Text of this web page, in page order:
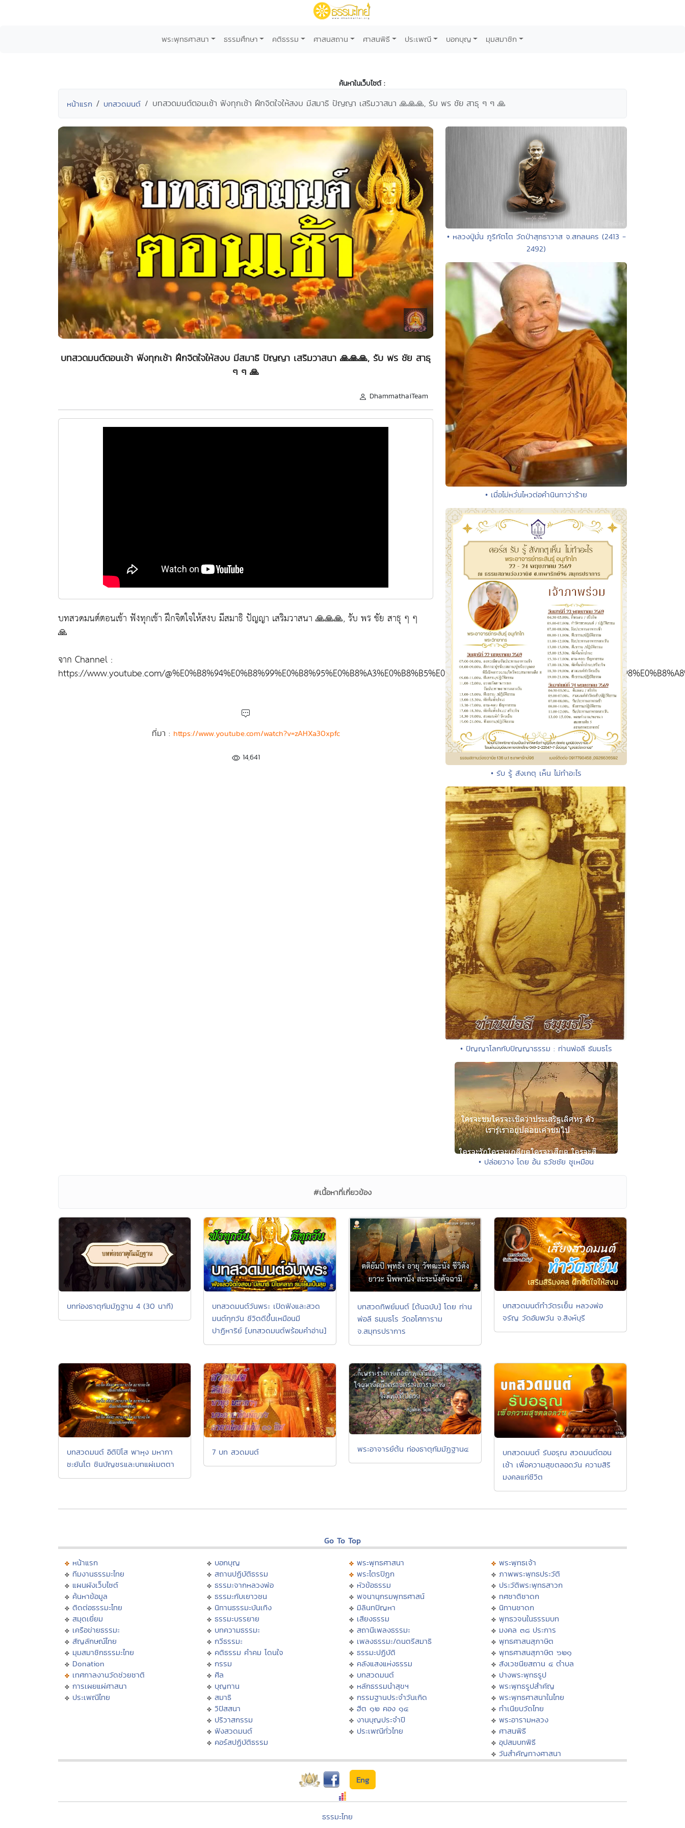
พระพุทธศาสนา ธรรมศึกษา คติธรรม ศาสนสถาน ศาสนพิธี ประเพณี บอกบุญ มุมสมาชิก
ค้นหาในเว็บไซต์ :
หน้าแรก บทสวดมนต์ บทสวดมนต์ตอนเช้า ฟังทุกเช้า ฝึกจิตใจให้สงบ มีสมาธิ ปัญญา เสริมวาสนา 🙏🙏🙏, รับ พร ชัย สาธุ ๆ ๆ 🙏
บทสวดมนต์ตอนเช้า ฟังทุกเช้า ฝึกจิตใจให้สงบ มีสมาธิ ปัญญา เสริมวาสนา 🙏🙏🙏, รับ พร ชัย สาธุ
ๆ ๆ 🙏
DhammathaiTeam
บทสวดมนต์ตอนเช้า ฟังทุกเช้า ฝึกจิตใจให้สงบ มีสมาธิ ปัญญา เสริมวาสนา 🙏🙏🙏, รับ พร ชัย สาธุ ๆ ๆ
🙏
จาก Channel :
https://www.youtube.com/
ที่มา : https://www.youtube.com/watch?v=zAHXa30xpfc
14,641
• หลวงปู่มั่น ภูริทัตโต วัดป่าสุทธาวาส จ.สกลนคร (2413 -
2492)
• เมื่อไม่หวั่นไหวต่อคำนินทาว่าร้าย
• รับ รู้ สังเกตุ เห็น ไม่ทำอะไร
• ปัญญาโลกกับปัญญาธรรม : ท่านพ่อลี ธัมมธโร
• ปล่อยวาง โดย อ้น ธวัชชัย ชูเหมือน
#เนื้อหาที่เกี่ยวข้อง
บทท่องธาตุกัมมัฏฐาน 4 (30 นาที)
บทสวดมนต์วันพระ เปิดฟังและสวด
มนต์ทุกวัน ชีวิตดีขึ้นเหมือนมี
ปาฏิหาริย์ [บทสวดมนต์พร้อมคำอ่าน]
บทสวดทิพย์มนต์ [ต้นฉบับ] โดย ท่าน
พ่อลี ธมฺมธโร วัดอโศการาม
จ.สมุทรปราการ
บทสวดมนต์ทำวัตรเย็น หลวงพ่อ
จรัญ วัดอัมพวัน จ.สิงห์บุรี
บทสวดมนต์ อิติปิโส พาหุง มหากา
ชะยันโต ชินบัญชรและบทแผ่เมตตา
7 บท สวดมนต์ พระอาจารย์ต้น ท่องธาตุกัมมัฏฐาน๔
บทสวดมนต์ รับอรุณ สวดมนต์ตอน
เช้า เพื่อความสุขตลอดวัน ความสิริ
มงคลแก่ชีวิต
Go To Top
หน้าแรก
ทีมงานธรรมะไทย
แผนผังเว็บไซต์
ค้นหาข้อมูล
ติดต่อธรรมะไทย
สมุดเยี่ยม
เครือข่ายธรรมะ
สัญลักษณ์ไทย
มุมสมาชิกธรรมะไทย
Donation
เทศกาลงานวัดช่วยชาติ
การเผยแผ่ศาสนา
ประเพณีไทย
บอกบุญ
สถานปฏิบัติธรรม
ธรรมะจากหลวงพ่อ
ธรรมะกับเยาวชน
นิทานธรรมะบันเทิง
ธรรมะบรรยาย
บทความธรรมะ
กวีธรรมะ
คติธรรม คำคม โดนใจ
กรรม
ศีล
บุญทาน
สมาธิ
วิปัสสนา
ปริวาสกรรม
ฟังสวดมนต์
คอร์สปฏิบัติธรรม
พระพุทธศาสนา
พระไตรปิฏก
หัวข้อธรรม
พจนานุกรมพุทธศาสน์
มิลินทปัญหา
เสียงธรรม
สถานีเพลงธรรมะ
เพลงธรรมะ/ดนตรีสมาธิ
ธรรมะปฏิบัติ
คลังแสงแห่งธรรม
บทสวดมนต์
หลักธรรมนำสุขฯ
กรรมฐานประจำวันเกิด
ฮีต ๑๒ คอง ๑๔
งานบุญประจำปี
ประเพณีทั่วไทย
พระพุทธเจ้า
ภาพพระพุทธประวัติ
ประวัติพระพุทธสาวก
ทศชาติชาดก
นิทานชาดก
พุทธวจนในธรรมบท
มงคล ๓๘ ประการ
พุทธศาสนสุภาษิต
พุทธศาสนสุภาษิต ๖๒๑
สังเวชนียสถาน ๔ ตำบล
ปางพระพุทธรูป
พระพุทธรูปสำคัญ
พระพุทธศาสนาในไทย
ทำเนียบวัดไทย
พระอารามหลวง
ศาสนพิธี
อุปสมบทพิธี
วันสำคัญทางศาสนา
Eng
ธรรมะไทย